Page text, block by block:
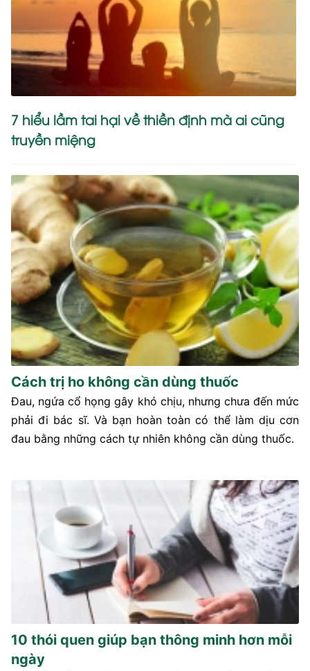
7 hiểu lầm tai hại về thiền định mà ai cũng
truyền miệng
Cách trị ho không cần dùng thuốc
Đau, ngứa cổ họng gây khó chịu, nhưng chưa đến mức
phải đi bác sĩ. Và bạn hoàn toàn có thể làm dịu cơn
đau bằng những cách tự nhiên không cần dùng thuốc.
10 thói quen giúp bạn thông minh hơn mỗi
ngày